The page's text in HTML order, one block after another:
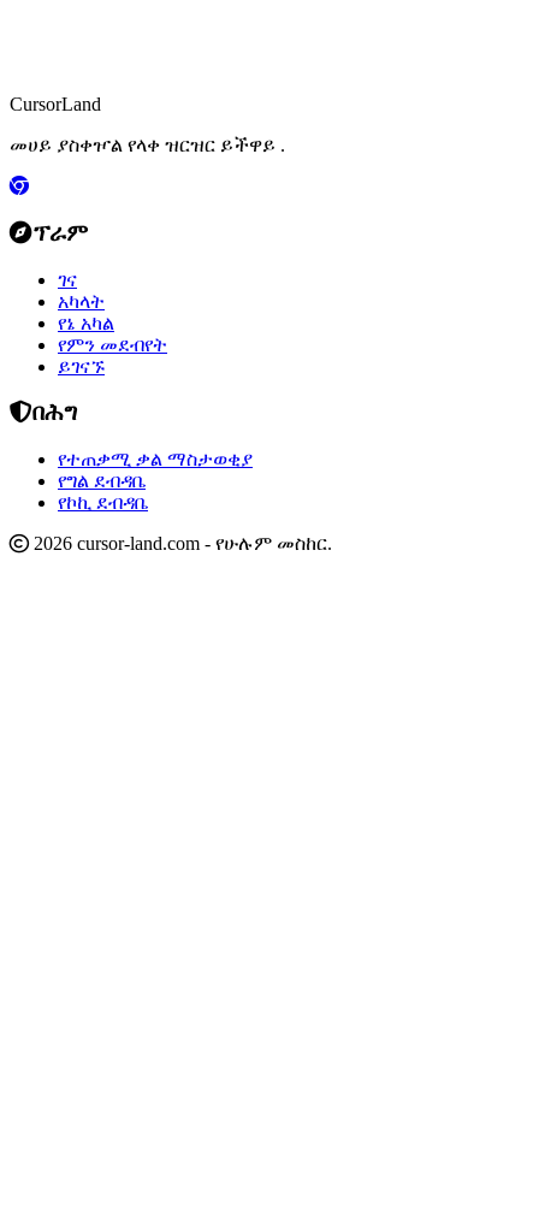
CursorLand
መሀይ ያስቀዦል የላቀ ዝርዝር ይችዋይ .
ፕራም
ገና
አካላት
የኔ አካል
የምን መደብየት
ይገናኙ
በሕግ
የተጠቃሚ ቃል ማስታወቂያ
የግል ደብዳቤ
የኮኪ ደብዳቤ
2026 cursor-land.com - የሁሉም መስከር.